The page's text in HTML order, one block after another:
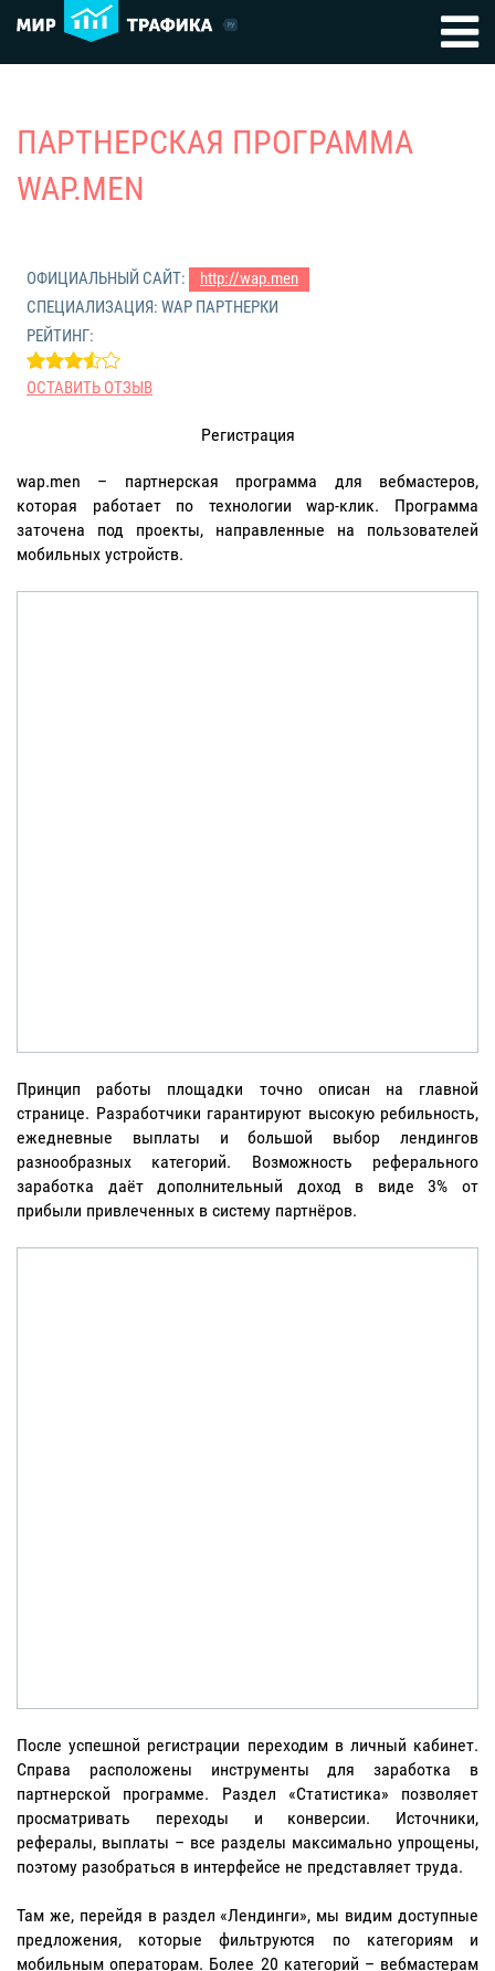
ПАРТНЕРСКАЯ ПРОГРАММА
WAP.MEN
ОФИЦИАЛЬНЫЙ САЙТ:
http://wap.men
СПЕЦИАЛИЗАЦИЯ: WAP ПАРТНЕРКИ
РЕЙТИНГ:
ОСТАВИТЬ ОТЗЫВ
Регистрация
wap.men – партнерская программа для вебмастеров,
которая работает по технологии wap-клик. Программа
заточена под проекты, направленные на пользователей
мобильных устройств.
Принцип работы площадки точно описан на главной
странице. Разработчики гарантируют высокую ребильность,
ежедневные выплаты и большой выбор лендингов
разнообразных категорий. Возможность реферального
заработка даёт дополнительный доход в виде 3% от
прибыли привлеченных в систему партнёров.
После успешной регистрации переходим в личный кабинет.
Справа расположены инструменты для заработка в
партнерской программе. Раздел «Статистика» позволяет
просматривать переходы и конверсии. Источники,
рефералы, выплаты – все разделы максимально упрощены,
поэтому разобраться в интерфейсе не представляет труда.
Там же, перейдя в раздел «Лендинги», мы видим доступные
предложения, которые фильтруются по категориям и
мобильным операторам. Более 20 категорий – вебмастерам